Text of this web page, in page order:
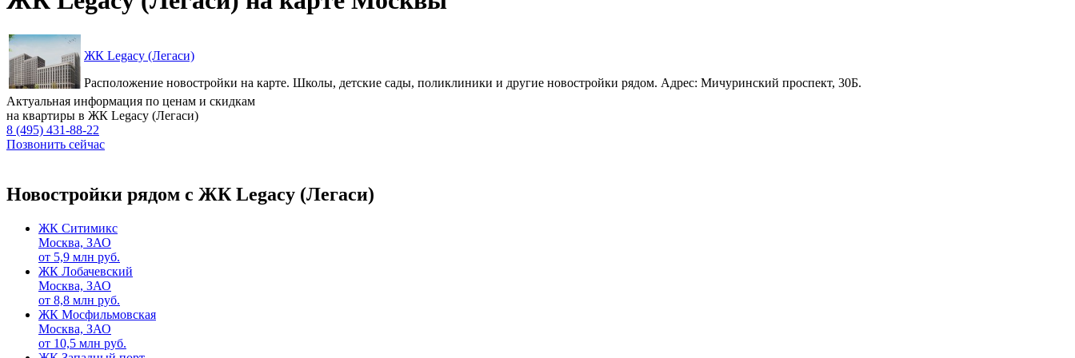
ЖК Legacy (Легаси)
Расположение новостройки на карте. Школы, детские сады, поликлиники и другие новостройки рядом. Адрес: Мичуринский проспект, 30Б.
Актуальная информация по ценам и скидкам
на квартиры в ЖК Legacy (Легаси)
8 (495) 431-88-22
Позвонить сейчас
Новостройки рядом с ЖК Legacy (Легаси)
ЖК Ситимикс
Москва, ЗАО
от 5,9 млн руб.
ЖК Лобачевский
Москва, ЗАО
от 8,8 млн руб.
ЖК Мосфильмовская
Москва, ЗАО
от 10,5 млн руб.